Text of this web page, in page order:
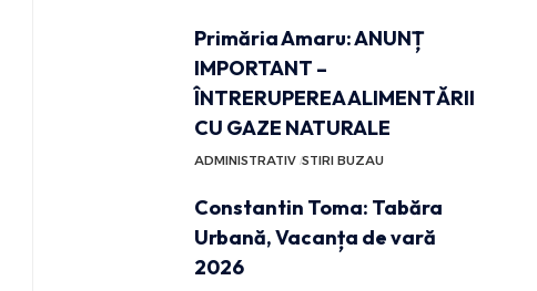
Primăria Amaru: ANUNȚ
IMPORTANT –
ÎNTRERUPEREA ALIMENTĂRII
CU GAZE NATURALE
ADMINISTRATIV STIRI BUZAU
Constantin Toma: Tabăra
Urbană, Vacanța de vară
2026